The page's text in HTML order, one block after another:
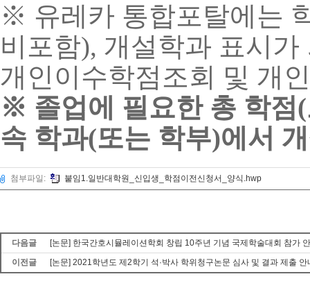
※ 유레카 통합포탈에는
비포함), 개설학과 표시
개인이수학점조회 및 개
※ 졸업에 필요한 총 학점(
속 학과(또는 학부)에서
첨부파일: 붙임1.일반대학원_신입생_학점이전신청서_양식.hwp
다음글
[논문] 한국간호시뮬레이션학회 창립 10주년 기념 국제학술대회 참가
이전글
[논문] 2021학년도 제2학기 석·박사 학위청구논문 심사 및 결과 제출 안